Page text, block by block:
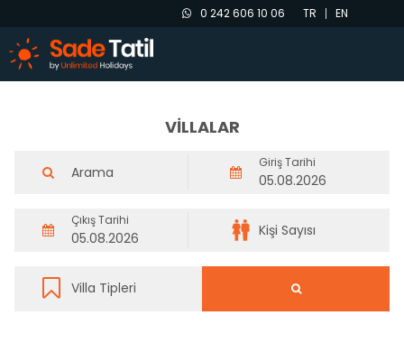
0 242 606 10 06 TR EN
VİLLALAR
Giriş Tarihi
Çıkış Tarihi